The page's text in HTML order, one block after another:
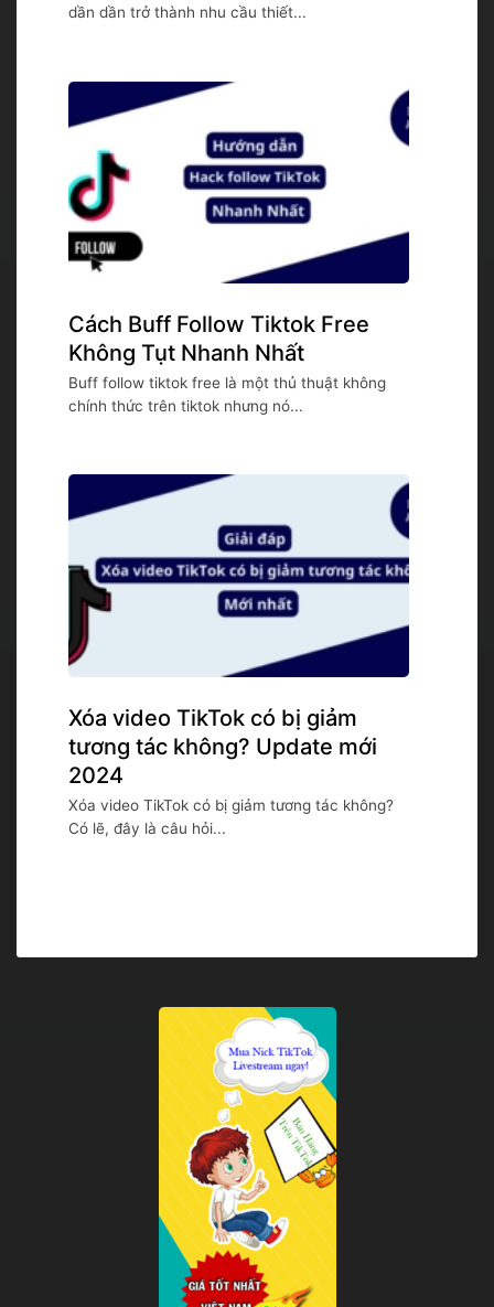
dần dần trở thành nhu cầu thiết...
Cách Buff Follow Tiktok Free
Không Tụt Nhanh Nhất
Buff follow tiktok free là một thủ thuật không
chính thức trên tiktok nhưng nó...
Xóa video TikTok có bị giảm
tương tác không? Update mới
2024
Xóa video TikTok có bị giảm tương tác không?
Có lẽ, đây là câu hỏi...